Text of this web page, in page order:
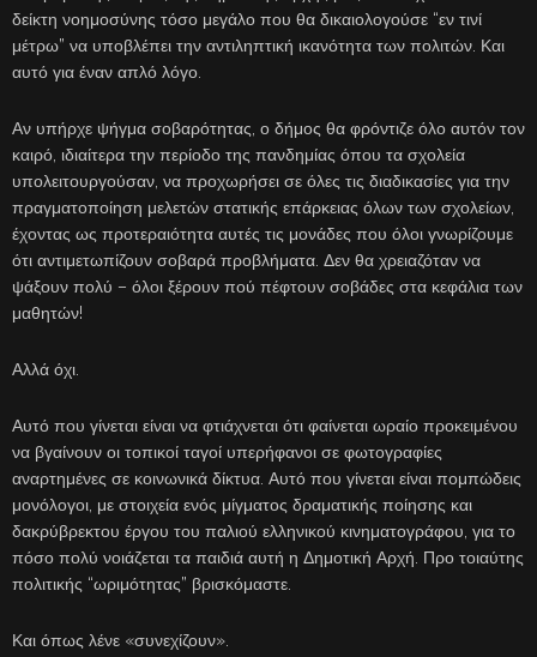
δείκτη νοημοσύνης τόσο μεγάλο που θα δικαιολογούσε “εν τινί
μέτρω” να υποβλέπει την αντιληπτική ικανότητα των πολιτών. Και
αυτό για έναν απλό λόγο.
Αν υπήρχε ψήγμα σοβαρότητας, ο δήμος θα φρόντιζε όλο αυτόν τον
καιρό, ιδιαίτερα την περίοδο της πανδημίας όπου τα σχολεία
υπολειτουργούσαν, να προχωρήσει σε όλες τις διαδικασίες για την
πραγματοποίηση μελετών στατικής επάρκειας όλων των σχολείων,
έχοντας ως προτεραιότητα αυτές τις μονάδες που όλοι γνωρίζουμε
ότι αντιμετωπίζουν σοβαρά προβλήματα. Δεν θα χρειαζόταν να
ψάξουν πολύ – όλοι ξέρουν πού πέφτουν σοβάδες στα κεφάλια των
μαθητών!
Αλλά όχι.
Αυτό που γίνεται είναι να φτιάχνεται ότι φαίνεται ωραίο προκειμένου
να βγαίνουν οι τοπικοί ταγοί υπερήφανοι σε φωτογραφίες
αναρτημένες σε κοινωνικά δίκτυα. Αυτό που γίνεται είναι πομπώδεις
μονόλογοι, με στοιχεία ενός μίγματος δραματικής ποίησης και
δακρύβρεκτου έργου του παλιού ελληνικού κινηματογράφου, για το
πόσο πολύ νοιάζεται τα παιδιά αυτή η Δημοτική Αρχή. Προ τοιαύτης
πολιτικής “ωριμότητας” βρισκόμαστε.
Και όπως λένε «συνεχίζουν».